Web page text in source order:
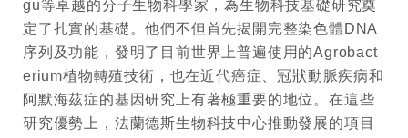
gu等卓越的分子生物科學家，為生物科技基礎研究奠
定了扎實的基礎。他們不但首先揭開完整染色體 DNA
序列及功能，發明了目前世界上普遍使用的Agrobact
erium植物轉殖技術，也在近代癌症、冠狀動脈疾病和
阿默海茲症的基因研究上有著極重要的地位。在這些
研究優勢上，法蘭德斯生物科技中心推動發展的項目